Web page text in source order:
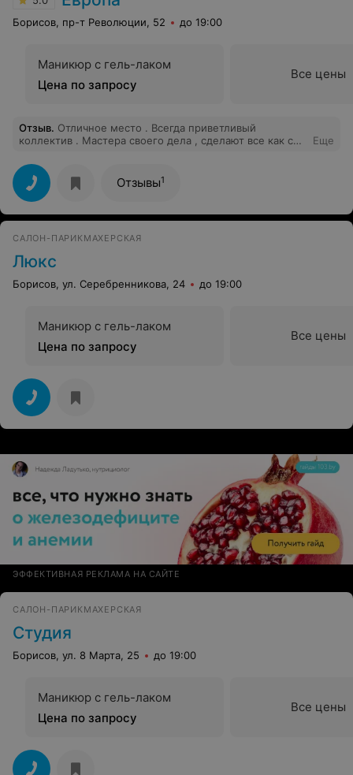
Борисов, пр-т Революции, 52 до 19:00
Маникюр с гель-лаком
Цена по запросу
Все цены
Отзыв. Отличное место . Всегда приветливый
коллектив . Мастера своего дела , сделают все как с
Еще
Отзывы1
САЛОН-ПАРИКМАХЕРСКАЯ
Люкс
Борисов, ул. Серебренникова, 24 до 19:00
Маникюр с гель-лаком
Цена по запросу
Все цены
ЭФФЕКТИВНАЯ РЕКЛАМА НА САЙТЕ
САЛОН-ПАРИКМАХЕРСКАЯ
Студия
Борисов, ул. 8 Марта, 25 до 19:00
Маникюр с гель-лаком
Цена по запросу
Все цены